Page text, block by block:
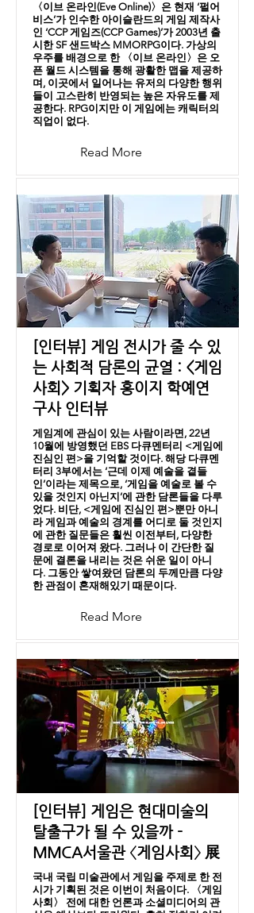
〈이브 온라인(Eve Online)〉은 현재 ‘펄어
비스’가 인수한 아이슬란드의 게임 제작사
인 ‘CCP 게임즈(CCP Games)’가 2003년 출
시한 SF 샌드박스 MMORPG이다. 가상의
우주를 배경으로 한 〈이브 온라인〉은 오
픈 월드 시스템을 통해 광활한 맵을 제공하
며, 이곳에서 일어나는 유저의 다양한 행위
들이 고스란히 반영되는 높은 자유도를 제
공한다. RPG이지만 이 게임에는 캐릭터의
직업이 없다.
Read More
[인터뷰] 게임 전시가 줄 수 있
는 사회적 담론의 균열 : <게임
사회> 기획자 홍이지 학예연
구사 인터뷰
게임계에 관심이 있는 사람이라면, 22년
10월에 방영했던 EBS 다큐멘터리 <게임에
진심인 편>을 기억할 것이다. 해당 다큐멘
터리 3부에서는 ‘근데 이제 예술을 곁들
인’이라는 제목으로, ‘게임을 예술로 볼 수
있을 것인지 아닌지’에 관한 담론들을 다루
었다. 비단, <게임에 진심인 편>뿐만 아니
라 게임과 예술의 경계를 어디로 둘 것인지
에 관한 질문들은 훨씬 이전부터, 다양한
경로로 이어져 왔다. 그러나 이 간단한 질
문에 결론을 내리는 것은 쉬운 일이 아니
다. 그동안 쌓여왔던 담론의 두께만큼 다양
한 관점이 혼재해있기 때문이다.
Read More
[인터뷰] 게임은 현대미술의
탈출구가 될 수 있을까 -
MMCA서울관 〈게임사회〉 展
국내 국립 미술관에서 게임을 주제로 한 전
시가 기획된 것은 이번이 처음이다. 〈게임
사회〉 전에 대한 언론과 소셜미디어의 관